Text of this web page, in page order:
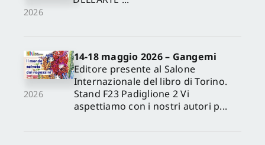
2026
2026
14-18 maggio 2026 – Gangemi
Editore presente al Salone
Internazionale del libro di Torino.
Stand F23 Padiglione 2 Vi
aspettiamo con i nostri autori p...